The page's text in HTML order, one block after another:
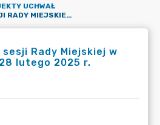
UCHWAŁ
ZAWIADOMIENIE O SESJI RADY MIEJSKIEJ W PUŁTUSKU W DNIU 28 LUTEGO 2025 R.
Rady Miejskiej w
lutego 2025 r.